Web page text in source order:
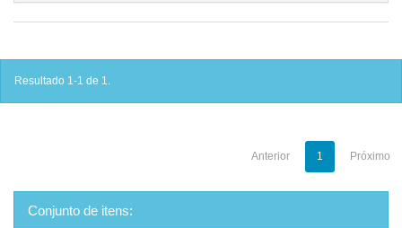
Resultado 1-1 de 1.
Anterior 1 Próximo
Conjunto de itens: